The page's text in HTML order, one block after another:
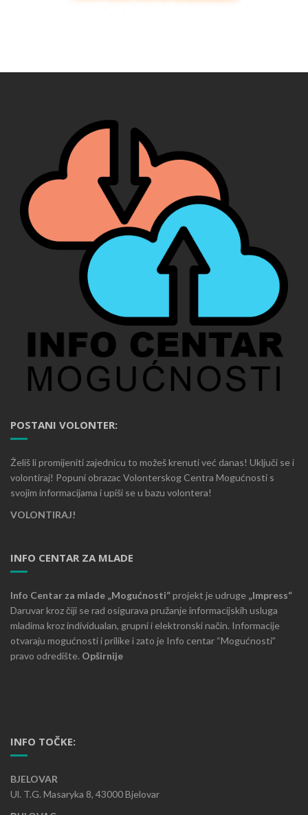
POSTANI VOLONTER:
Želiš li promijeniti zajednicu to možeš krenuti već danas! Uključi se i
volontiraj! Popuni obrazac Volonterskog Centra Mogućnosti s
svojim informacijama i upiši se u bazu volontera!
VOLONTIRAJ!
INFO CENTAR ZA MLADE
Info Centar za mlade „Mogućnosti“projekt je udruge „Impress“
Daruvar kroz čiji se rad osigurava pružanje informacijskih usluga
mladima kroz individualan, grupni i elektronski način. Informacije
otvaraju mogućnosti i prilike i zato je Info centar “Mogućnosti”
pravo odredište. Opširnije
INFO TOČKE:
BJELOVAR
Ul. T.G. Masaryka 8, 43000 Bjelovar